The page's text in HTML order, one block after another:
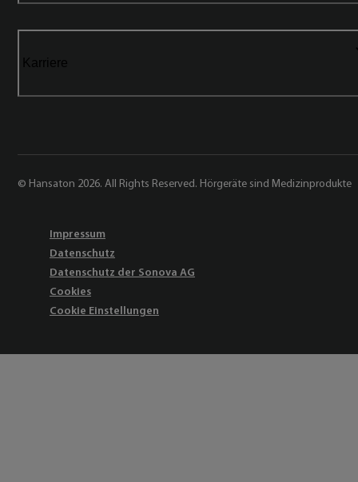
Karriere
© Hansaton 2026. All Rights Reserved. Hörgeräte sind Medizinprodukte
Impressum
Datenschutz
Datenschutz der Sonova AG
Cookies
Cookie Einstellungen